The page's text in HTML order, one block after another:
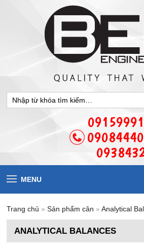
MENU
Trang chủ »Sản phẩm cân »Analytical
ANALYTICAL BALANCES